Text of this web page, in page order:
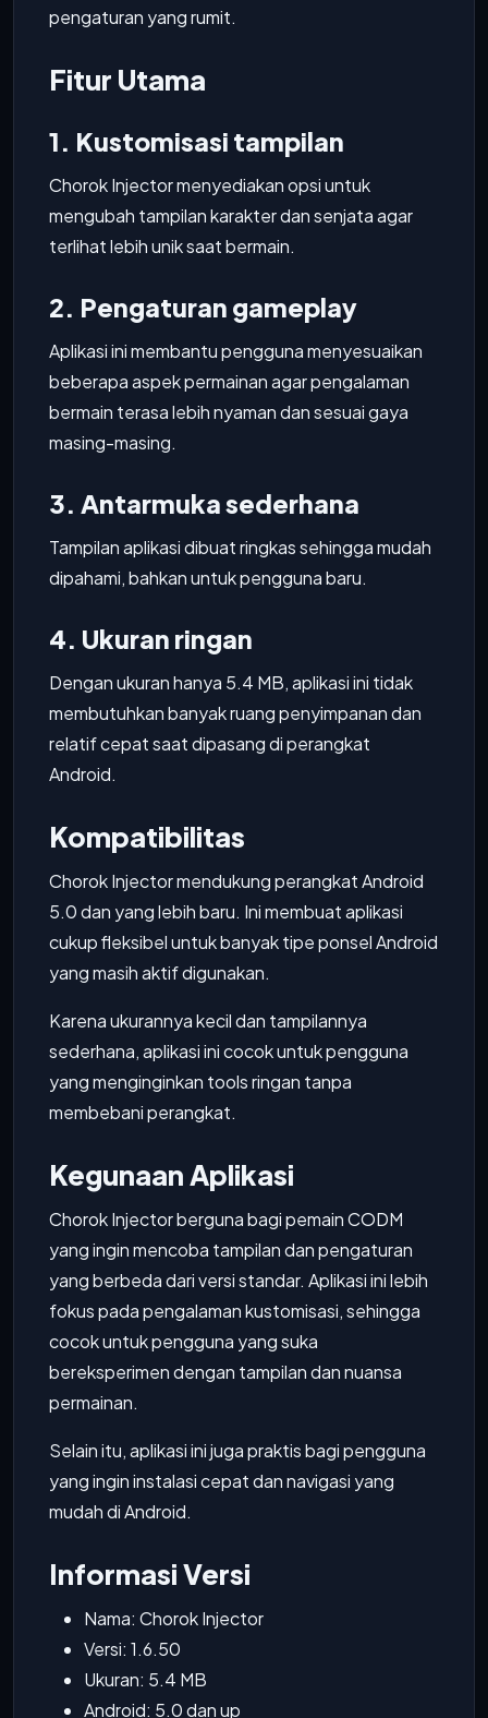
pengaturan yang rumit.
Fitur Utama
1. Kustomisasi tampilan
Chorok Injector menyediakan opsi untuk
mengubah tampilan karakter dan senjata agar
terlihat lebih unik saat bermain.
2. Pengaturan gameplay
Aplikasi ini membantu pengguna menyesuaikan
beberapa aspek permainan agar pengalaman
bermain terasa lebih nyaman dan sesuai gaya
masing-masing.
3. Antarmuka sederhana
Tampilan aplikasi dibuat ringkas sehingga mudah
dipahami, bahkan untuk pengguna baru.
4. Ukuran ringan
Dengan ukuran hanya 5.4 MB, aplikasi ini tidak
membutuhkan banyak ruang penyimpanan dan
relatif cepat saat dipasang di perangkat
Android.
Kompatibilitas
Chorok Injector mendukung perangkat Android
5.0 dan yang lebih baru. Ini membuat aplikasi
cukup fleksibel untuk banyak tipe ponsel Android
yang masih aktif digunakan.
Karena ukurannya kecil dan tampilannya
sederhana, aplikasi ini cocok untuk pengguna
yang menginginkan tools ringan tanpa
membebani perangkat.
Kegunaan Aplikasi
Chorok Injector berguna bagi pemain CODM
yang ingin mencoba tampilan dan pengaturan
yang berbeda dari versi standar. Aplikasi ini lebih
fokus pada pengalaman kustomisasi, sehingga
cocok untuk pengguna yang suka
bereksperimen dengan tampilan dan nuansa
permainan.
Selain itu, aplikasi ini juga praktis bagi pengguna
yang ingin instalasi cepat dan navigasi yang
mudah di Android.
Informasi Versi
Nama: Chorok Injector
Versi: 1.6.50
Ukuran: 5.4 MB
Android: 5.0 dan up